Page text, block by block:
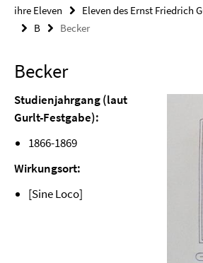
ihre Eleven
Eleven des Ernst Friedrich
B
Becker
Becker
Studienjahrgang (laut
Gurlt-Festgabe):
1866-1869
Wirkungsort:
[Sine Loco]